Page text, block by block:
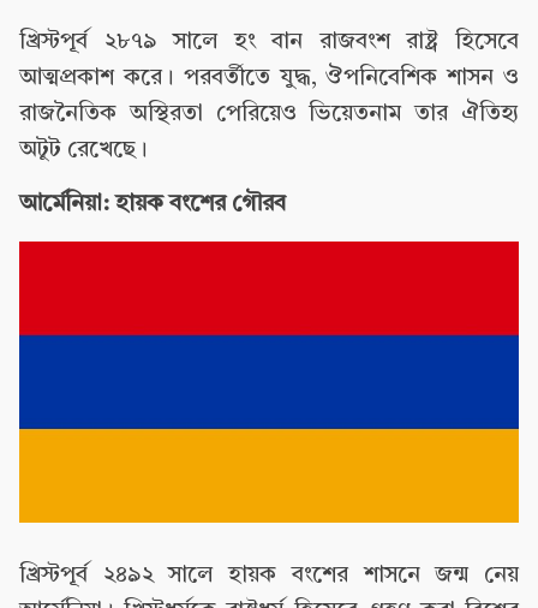
খ্রিস্টপূর্ব ২৮৭৯ সালে হং বান রাজবংশ রাষ্ট্র হিসেবে
আত্মপ্রকাশ করে। পরবর্তীতে যুদ্ধ, ঔপনিবেশিক শাসন ও
রাজনৈতিক অস্থিরতা পেরিয়েও ভিয়েতনাম তার ঐতিহ্য
অটুট রেখেছে।
আর্মেনিয়া: হায়ক বংশের গৌরব
খ্রিস্টপূর্ব ২৪৯২ সালে হায়ক বংশের শাসনে জন্ম নেয়